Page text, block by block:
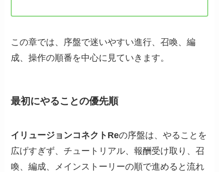
この章では、序盤で迷いやすい進行、召喚、編
成、操作の順番を中心に見ていきます。
最初にやることの優先順
イリュージョンコネクトReの序盤は、やることを
広げすぎず、チュートリアル、報酬受け取り、召
喚、編成、メインストーリーの順で進めると流れ